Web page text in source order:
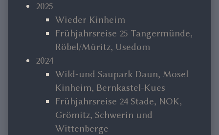
2025
Wieder Kinheim
Frühjahrsreise 25 Tangermünde,
Röbel/Müritz, Usedom
2024
Wild-und Saupark Daun, Mosel
Kinheim, Bernkastel-Kues
Frühjahrsreise 24 Stade, NOK,
Grömitz, Schwerin und
Wittenberge